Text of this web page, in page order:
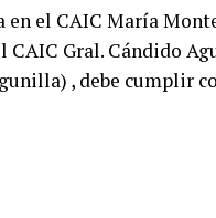
en el CAIC María
Gral. Cándido
, debe cumplir